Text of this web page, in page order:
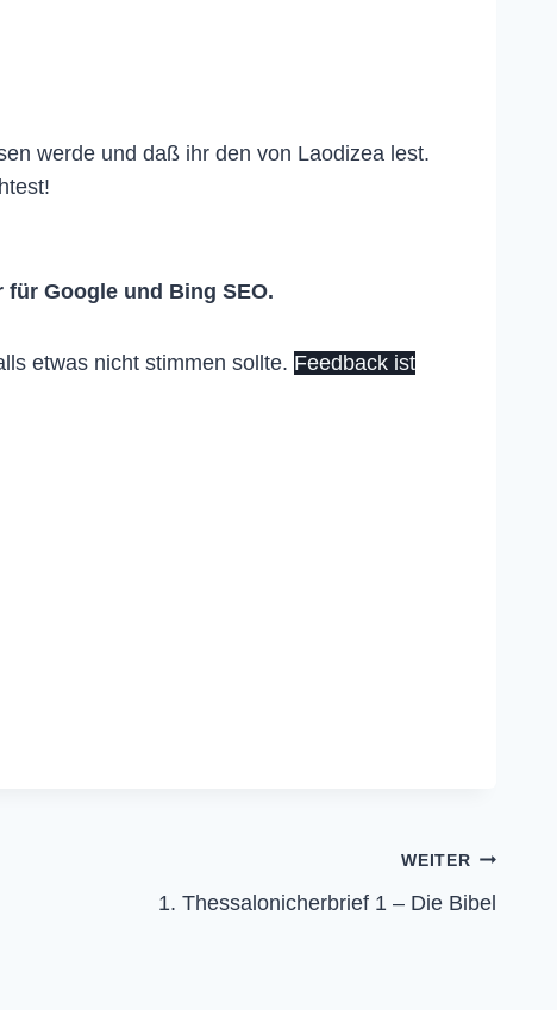
werde und daß ihr den von Laodizea lest.
für Google und Bing SEO.
etwas nicht stimmen sollte. Feedback ist
WEITER
1. Thessalonicherbrief 1 – Die Bibel